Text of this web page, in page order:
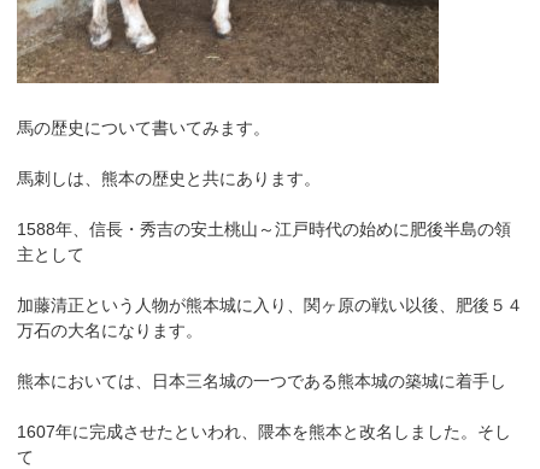
馬の歴史について書いてみます。
馬刺しは、熊本の歴史と共にあります。
1588年、信長・秀吉の安土桃山～江戸時代の始めに肥後半島の領
主として
加藤清正という人物が熊本城に入り、関ヶ原の戦い以後、肥後５４
万石の大名になります。
熊本においては、日本三名城の一つである熊本城の築城に着手し
1607年に完成させたといわれ、隈本を熊本と改名しました。そし
て